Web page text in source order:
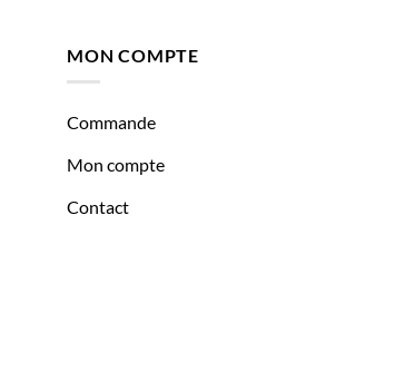
MON COMPTE
Commande
Mon compte
Contact